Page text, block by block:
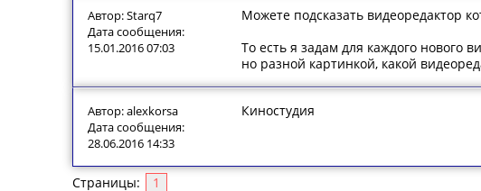
Автор: Starq7
Дата сообщения:
15.01.2016 07:03
Можете подсказать видеоредактор
То есть я задам для каждого нового
но разной картинкой, какой
Автор: alexkorsa
Дата сообщения:
28.06.2016 14:33
Киностудия
Страницы: 1